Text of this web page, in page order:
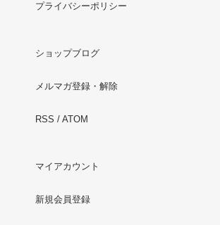
プライバシーポリシー
ショップブログ
メルマガ登録・解除
RSS / ATOM
マイアカウント
新規会員登録